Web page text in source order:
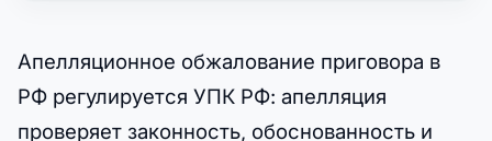
Апелляционное обжалование приговора в
РФ регулируется УПК РФ: апелляция
проверяет законность, обоснованность и